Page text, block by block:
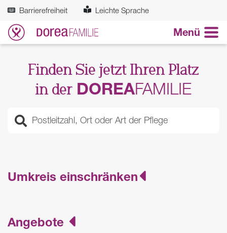
Zum Hauptinhalt springen
Barrierefreiheit Leichte Sprache
Menü
Finden Sie jetzt Ihren Platz
in der DOREAFAMILIE
Umkreis einschränken
Angebote